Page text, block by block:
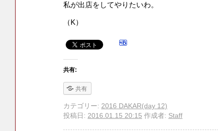
私が出店をしてやりたいわ。
（K）
共有:
共有
カテゴリー: 2016 DAKAR(day 12)
投稿日: 2016.01.15 20:15 作成者: Staff